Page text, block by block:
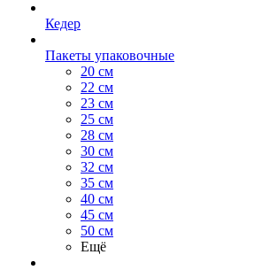
Кедер
Пакеты упаковочные
20 см
22 см
23 см
25 см
28 см
30 см
32 см
35 см
40 см
45 см
50 см
Ещё